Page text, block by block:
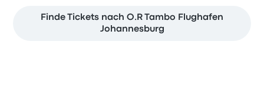
Finde Tickets nach O.R Tambo Flughafen
Johannesburg